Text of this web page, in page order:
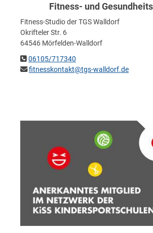
Fitness- und
Fitness-Studio der TGS Walldorf
Okrifteler Str. 6
64546 Mörfelden-Walldorf
06105/717340
fitnesskontakt@tgs-walldorf.de